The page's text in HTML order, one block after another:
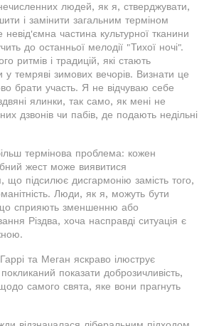
людей, як я, стверджувати,
і замінити загальним терміном
частина культурної тканини
до останньої мелодії "Тихої ночі".
ритмів і традицій, які стають
у темряві зимових вечорів. Визнати це
брати участь. Я не відчуваю себе
ялинки, так само, як мені не
дзвонів чи пабів, де подають недільні
термінова проблема: кожен
жест може виявитися
що підсилює дисгармонію замість того,
Люди, як я, можуть бути
сприяють зменшенню або
Різдва, хоча насправді ситуація є
та Меган яскраво ілюструє
показати доброзичливість,
самого свята, яке вони прагнуть